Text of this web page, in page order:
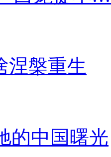
涅槃重生
的中国曙光